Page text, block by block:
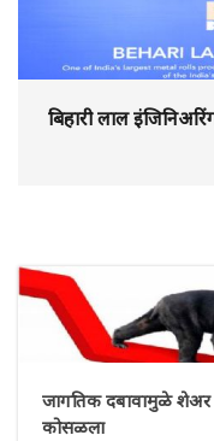
बिहारी लाल
जागतिक दबावामुळे
कोसळला